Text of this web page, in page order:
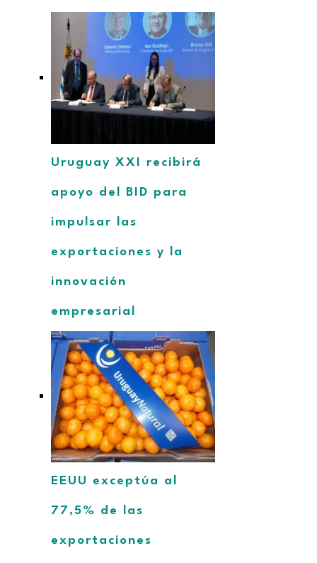
Uruguay XXI recibirá
apoyo del BID para
impulsar las
exportaciones y la
innovación
empresarial
EEUU exceptúa al
77,5% de las
exportaciones